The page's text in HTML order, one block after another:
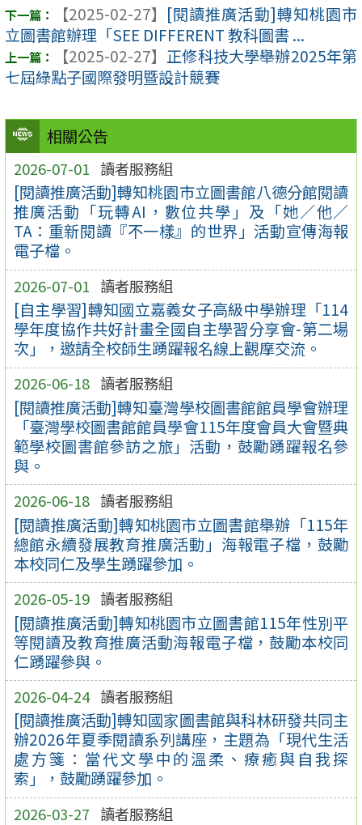
相關公告
2026-07-01 讀者服務組
[閱讀推廣活動]轉知桃園市立圖書館八德分館閱讀
推廣活動「玩轉AI，數位共學」及「她／他／
TA：重新閱讀『不一樣』的世界」活動宣傳海報
電子檔。
2026-07-01 讀者服務組
[自主學習]轉知國立嘉義女子高級中學辦理「114
學年度協作共好計畫全國自主學習分享會-第二場
次」，邀請全校師生踴躍報名線上觀摩交流。
2026-06-18 讀者服務組
[閱讀推廣活動]轉知臺灣學校圖書館館員學會辦理
「臺灣學校圖書館館員學會115年度會員大會暨典
範學校圖書館參訪之旅」活動，鼓勵踴躍報名參
與。
2026-06-18 讀者服務組
[閱讀推廣活動]轉知桃園市立圖書館舉辦「115年
總館永續發展教育推廣活動」海報電子檔，鼓勵
本校同仁及學生踴躍參加。
2026-05-19 讀者服務組
[閱讀推廣活動]轉知桃園市立圖書館115年性別平
等閱讀及教育推廣活動海報電子檔，鼓勵本校同
仁踴躍參與。
2026-04-24 讀者服務組
[閱讀推廣活動]轉知國家圖書館與科林研發共同主
辦2026年夏季閱讀系列講座，主題為「現代生活
處方箋：當代文學中的溫柔、療癒與自我探
索」，鼓勵踴躍參加。
2026-03-27 讀者服務組
【2025-02-27】 [閱讀推廣活動]轉知桃園市
立圖書館辦理「SEE DIFFERENT 教科圖書 ...
【2025-02-27】 正修科技大學舉辦2025年第
七屆綠點子國際發明暨設計競賽